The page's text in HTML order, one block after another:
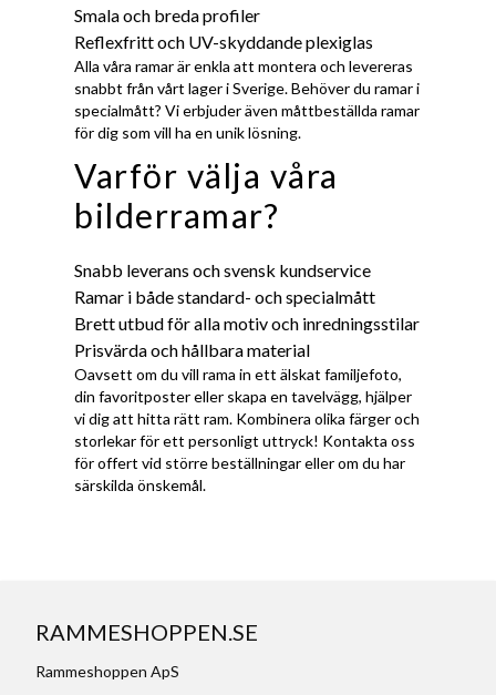
Smala och breda profiler
Reflexfritt och UV-skyddande plexiglas
Alla våra ramar är enkla att montera och levereras
snabbt från vårt lager i Sverige. Behöver du ramar i
specialmått? Vi erbjuder även måttbeställda ramar
för dig som vill ha en unik lösning.
Varför välja våra
bilderramar?
Snabb leverans och svensk kundservice
Ramar i både standard- och specialmått
Brett utbud för alla motiv och inredningsstilar
Prisvärda och hållbara material
Oavsett om du vill rama in ett älskat familjefoto,
din favoritposter eller skapa en tavelvägg, hjälper
vi dig att hitta rätt ram. Kombinera olika färger och
storlekar för ett personligt uttryck! Kontakta oss
för offert vid större beställningar eller om du har
särskilda önskemål.
RAMMESHOPPEN.SE
Rammeshoppen ApS